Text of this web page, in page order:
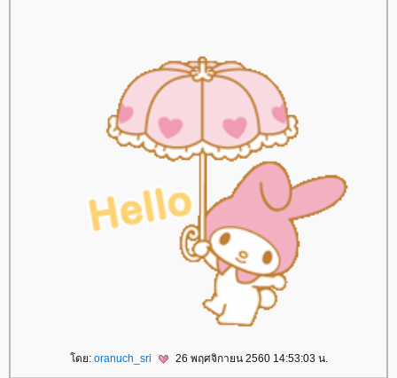
ดย: oranuch_sri 26 พฤศจิกายน 2560 14:53:03 น.